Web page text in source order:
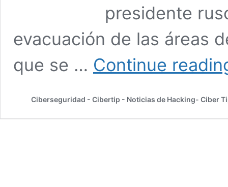
presidente
evacuación de las áreas
que se … Continue
Ciberseguridad - Cibertip - Noticias de Hacking- Ciber